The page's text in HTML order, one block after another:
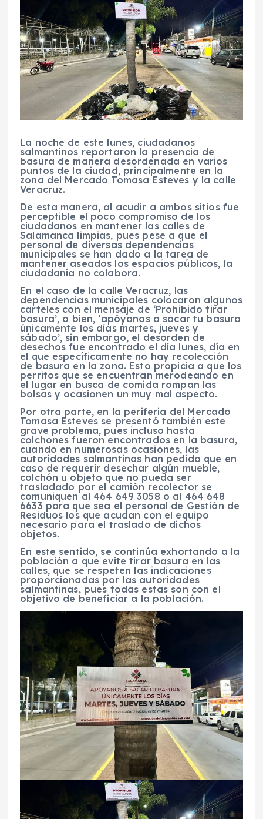
La noche de este lunes, ciudadanos
salmantinos reportaron la presencia de
basura de manera desordenada en varios
puntos de la ciudad, principalmente en la
zona del Mercado Tomasa Esteves y la calle
Veracruz.
De esta manera, al acudir a ambos sitios fue
perceptible el poco compromiso de los
ciudadanos en mantener las calles de
Salamanca limpias, pues pese a que el
personal de diversas dependencias
municipales se han dado a la tarea de
mantener aseados los espacios públicos, la
ciudadanía no colabora.
En el caso de la calle Veracruz, las
dependencias municipales colocaron algunos
carteles con el mensaje de ‘Prohibido tirar
basura’, o bien, ‘apóyanos a sacar tu basura
únicamente los días martes, jueves y
sábado’, sin embargo, el desorden de
desechos fue encontrado el día lunes, día en
el que específicamente no hay recolección
de basura en la zona. Esto propicia a que los
perritos que se encuentran merodeando en
el lugar en busca de comida rompan las
bolsas y ocasionen un muy mal aspecto.
Por otra parte, en la periferia del Mercado
Tomasa Esteves se presentó también este
grave problema, pues incluso hasta
colchones fueron encontrados en la basura,
cuando en numerosas ocasiones, las
autoridades salmantinas han pedido que en
caso de requerir desechar algún mueble,
colchón u objeto que no pueda ser
trasladado por el camión recolector se
comuniquen al 464 649 3058 o al 464 648
6633 para que sea el personal de Gestión de
Residuos los que acudan con el equipo
necesario para el traslado de dichos
objetos.
En este sentido, se continúa exhortando a la
población a que evite tirar basura en las
calles, que se respeten las indicaciones
proporcionadas por las autoridades
salmantinas, pues todas estas son con el
objetivo de beneficiar a la población.